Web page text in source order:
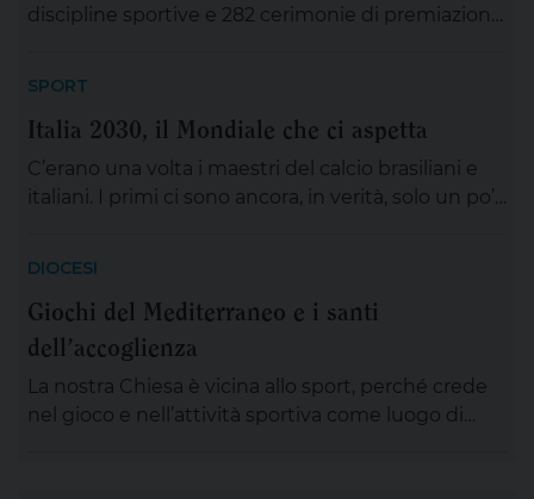
discipline sportive e 282 cerimonie di premiazione:
Mediterraneo stanno per cominciare. E siamo
certi di poterci divertire, grazie allo spettacolo
assicurato dagli stessi partecipanti in […]
SPORT
Italia 2030, il Mondiale che ci aspetta
C’erano una volta i maestri del calcio brasiliani e
italiani. I primi ci sono ancora, in verità, solo un po’
guardato. Perché i campionati del mondo di calcio
sono uno spettacolo […]
DIOCESI
Giochi del Mediterraneo e i santi
dell’accoglienza
La nostra Chiesa è vicina allo sport, perché crede
nel gioco e nell’attività sportiva come luogo di